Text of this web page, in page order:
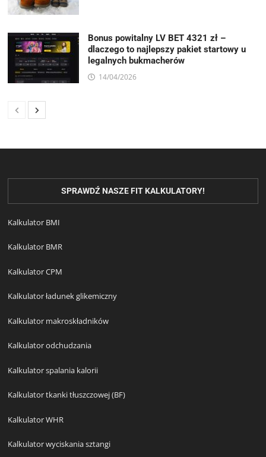
Bonus powitalny LV BET 4321 zł –
dlaczego to najlepszy pakiet startowy u
legalnych bukmacherów
14/04/2026
SPRAWDŹ NASZE FIT KALKULATORY!
Kalkulator BMI
Kalkulator BMR
Kalkulator CPM
Kalkulator ładunek glikemiczny
Kalkulator makroskładników
Kalkulator odchudzania
Kalkulator spalania kalorii
Kalkulator tkanki tłuszczowej (BF)
Kalkulator WHR
Kalkulator wyciskania sztangi